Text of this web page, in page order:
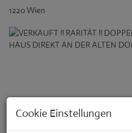
1220 Wien
Cookie Einstellungen